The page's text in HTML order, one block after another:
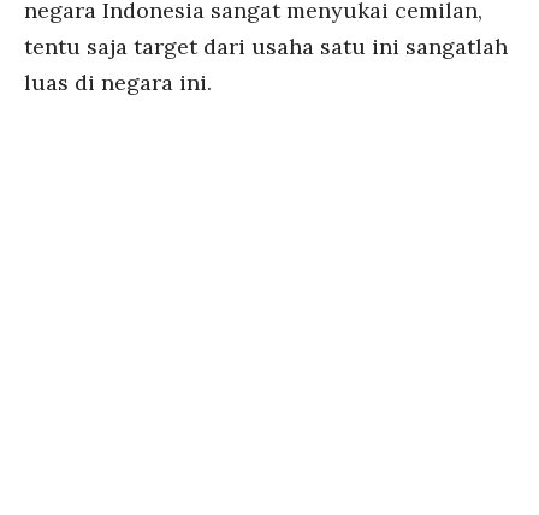
negara Indonesia sangat menyukai cemilan,
tentu saja target dari usaha satu ini sangatlah
luas di negara ini.